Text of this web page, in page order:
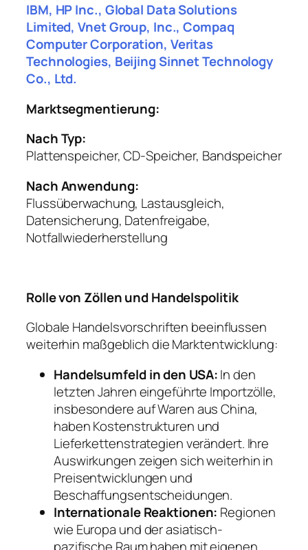
IBM, HP Inc., Global Data Solutions
Limited, Vnet Group, Inc., Compaq
Computer Corporation, Veritas
Technologies, Beijing Sinnet Technology
Co., Ltd.
Marktsegmentierung:
Nach Typ:
Plattenspeicher, CD-Speicher, Bandspeicher
Nach Anwendung:
Flussüberwachung, Lastausgleich,
Datensicherung, Datenfreigabe,
Notfallwiederherstellung
Rolle von Zöllen und Handelspolitik
Globale Handelsvorschriften beeinflussen
weiterhin maßgeblich die Marktentwicklung:
Handelsumfeld in den USA:In den
letzten Jahren eingeführte Importzölle,
insbesondere auf Waren aus China,
haben Kostenstrukturen und
Lieferkettenstrategien verändert. Ihre
Auswirkungen zeigen sich weiterhin in
Preisentwicklungen und
Beschaffungsentscheidungen.
Internationale Reaktionen: Regionen
wie Europa und der asiatisch-